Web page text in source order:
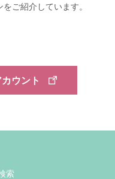
ご紹介しています。
ウント
索